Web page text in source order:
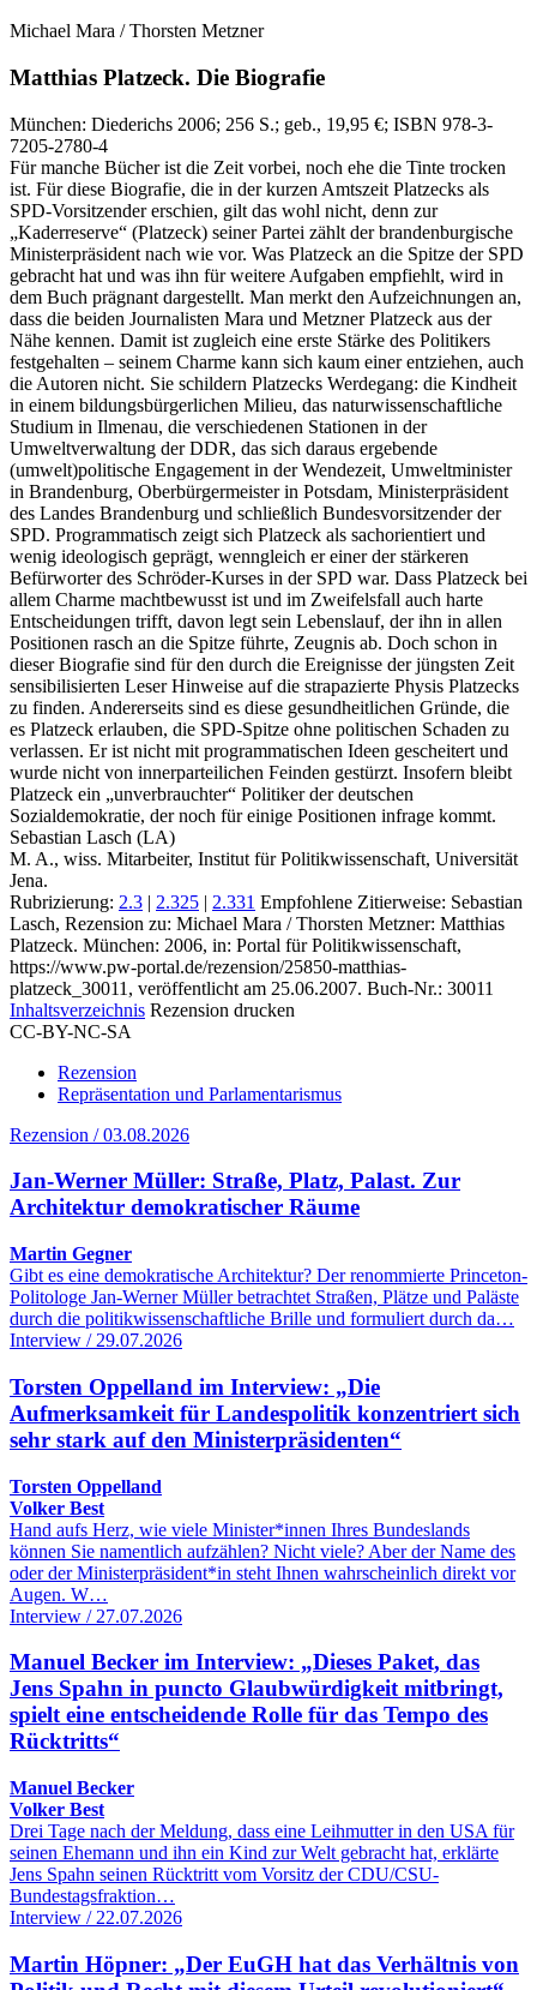
Michael Mara / Thorsten Metzner
Matthias Platzeck. Die Biografie
München: Diederichs 2006; 256 S.; geb., 19,95 €; ISBN 978-3-
7205-2780-4
Für manche Bücher ist die Zeit vorbei, noch ehe die Tinte trocken
ist. Für diese Biografie, die in der kurzen Amtszeit Platzecks als
SPD-Vorsitzender erschien, gilt das wohl nicht, denn zur
„Kaderreserve“ (Platzeck) seiner Partei zählt der brandenburgische
Ministerpräsident nach wie vor. Was Platzeck an die Spitze der SPD
gebracht hat und was ihn für weitere Aufgaben empfiehlt, wird in
dem Buch prägnant dargestellt. Man merkt den Aufzeichnungen an,
dass die beiden Journalisten Mara und Metzner Platzeck aus der
Nähe kennen. Damit ist zugleich eine erste Stärke des Politikers
festgehalten – seinem Charme kann sich kaum einer entziehen, auch
die Autoren nicht. Sie schildern Platzecks Werdegang: die Kindheit
in einem bildungsbürgerlichen Milieu, das naturwissenschaftliche
Studium in Ilmenau, die verschiedenen Stationen in der
Umweltverwaltung der DDR, das sich daraus ergebende
(umwelt)politische Engagement in der Wendezeit, Umweltminister
in Brandenburg, Oberbürgermeister in Potsdam, Ministerpräsident
des Landes Brandenburg und schließlich Bundesvorsitzender der
SPD. Programmatisch zeigt sich Platzeck als sachorientiert und
wenig ideologisch geprägt, wenngleich er einer der stärkeren
Befürworter des Schröder-Kurses in der SPD war. Dass Platzeck bei
allem Charme machtbewusst ist und im Zweifelsfall auch harte
Entscheidungen trifft, davon legt sein Lebenslauf, der ihn in allen
Positionen rasch an die Spitze führte, Zeugnis ab. Doch schon in
dieser Biografie sind für den durch die Ereignisse der jüngsten Zeit
sensibilisierten Leser Hinweise auf die strapazierte Physis Platzecks
zu finden. Andererseits sind es diese gesundheitlichen Gründe, die
es Platzeck erlauben, die SPD-Spitze ohne politischen Schaden zu
verlassen. Er ist nicht mit programmatischen Ideen gescheitert und
wurde nicht von innerparteilichen Feinden gestürzt. Insofern bleibt
Platzeck ein „unverbrauchter“ Politiker der deutschen
Sozialdemokratie, der noch für einige Positionen infrage kommt.
Sebastian Lasch (LA)
M. A., wiss. Mitarbeiter, Institut für Politikwissenschaft, Universität
Jena.
Rubrizierung: 2.3 | 2.325 | 2.331 Empfohlene Zitierweise: Sebastian
Lasch, Rezension zu: Michael Mara / Thorsten Metzner: Matthias
Platzeck. München: 2006, in: Portal für Politikwissenschaft,
https://www.pw-portal.de/rezension/25850-matthias-
platzeck_30011, veröffentlicht am 25.06.2007. Buch-Nr.: 30011
Inhaltsverzeichnis Rezension drucken
CC-BY-NC-SA
Rezension
Repräsentation und Parlamentarismus
Rezension / 03.08.2026
Jan-Werner Müller: Straße, Platz, Palast. Zur
Architektur demokratischer Räume
Martin Gegner
Gibt es eine demokratische Architektur? Der renommierte Princeton-
Politologe Jan-Werner Müller betrachtet Straßen, Plätze und Paläste
durch die politikwissenschaftliche Brille und formuliert durch da…
Interview / 29.07.2026
Torsten Oppelland im Interview: „Die
Aufmerksamkeit für Landespolitik konzentriert sich
sehr stark auf den Ministerpräsidenten“
Torsten Oppelland
Volker Best
Hand aufs Herz, wie viele Minister*innen Ihres Bundeslands
können Sie namentlich aufzählen? Nicht viele? Aber der Name des
oder der Ministerpräsident*in steht Ihnen wahrscheinlich direkt vor
Augen. W…
Interview / 27.07.2026
Manuel Becker im Interview: „Dieses Paket, das
Jens Spahn in puncto Glaubwürdigkeit mitbringt,
spielt eine entscheidende Rolle für das Tempo des
Rücktritts“
Manuel Becker
Volker Best
Drei Tage nach der Meldung, dass eine Leihmutter in den USA für
seinen Ehemann und ihn ein Kind zur Welt gebracht hat, erklärte
Jens Spahn seinen Rücktritt vom Vorsitz der CDU/CSU-
Bundestagsfraktion…
Interview / 22.07.2026
Martin Höpner: „Der EuGH hat das Verhältnis von